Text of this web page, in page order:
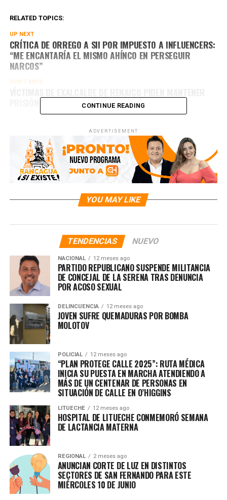
RELATED TOPICS:
UP NEXT
CRÍTICA DE ORREGO A SII POR IMPUESTO A INFLUENCERS:
“ME ENCANTARÍA EL MISMO AHÍNCO EN PERSEGUIR
NARCOS”
DON'T MISS
PRISIÓN PREVENTIVA POR DELITOS SEXUALES
CONTINUE READING
ADVERTISEMENT
YOU MAY LIKE
TENDENCIAS NUEVO
NACIONAL 12 meses ago
PARTIDO REPUBLICANO SUSPENDE MILITANCIA
DE CONCEJAL DE LA SERENA TRAS DENUNCIA
POR ACOSO SEXUAL
DELINCUENCIA 12 meses ago
JOVEN SUFRE QUEMADURAS POR BOMBA
MOLOTOV
POLICIAL 12 meses ago
“PLAN PROTEGE CALLE 2025”: RUTA MÉDICA
INICIA SU PUESTA EN MARCHA ATENDIENDO A
MÁS DE UN CENTENAR DE PERSONAS EN
SITUACIÓN DE CALLE EN O’HIGGINS
LITUECHE 12 meses ago
HOSPITAL DE LITUECHE CONMEMORÓ SEMANA
DE LACTANCIA MATERNA
REGIONAL 2 meses ago
ANUNCIAN CORTE DE LUZ EN DISTINTOS
SECTORES DE SAN FERNANDO PARA ESTE
MIÉRCOLES 10 DE JUNIO